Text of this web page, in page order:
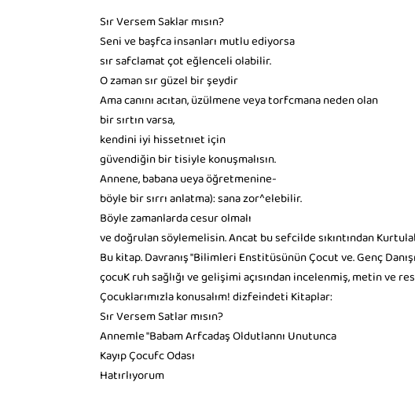
Sır Versem Saklar mısın?
Seni ve başfca insanları mutlu ediyorsa
sır safclamat çot eğlenceli olabilir.
O zaman sır güzel bir şeydir
Ama canını acıtan, üzülmene veya torfcmana neden olan
bir sırtın varsa,
kendini iyi hissetnıet için
güvendiğin bir tisiyle konuşmalısın.
Annene, babana ueya öğretmenine-
böyle bir sırrı anlatma): sana zor^elebilir.
Böyle zamanlarda cesur olmalı
ve doğrulan söylemelisin. Ancat bu sefcilde sıkıntından
Bu kitap. Davranış "Bilimleri Enstitüsünün Çocut ve. Genç
çocuK ruh sağlığı ve gelişimi açısından incelenmiş, metin ve
Çocuklarımızla konusalım! dizfeindeti Kitaplar:
Sır Versem Satlar mısın?
Annemle "Babam Arfcadaş Oldutlannı Unutunca
Kayıp Çocufc Odası
Hatırlıyorum